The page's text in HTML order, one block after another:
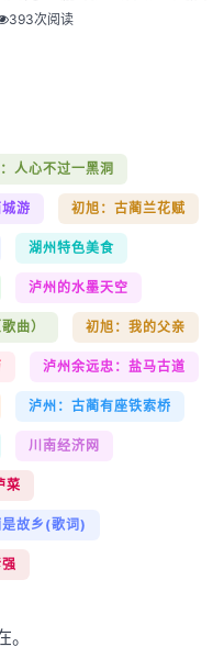
393次阅读
人心不过一黑洞
游 初旭：古蔺兰花赋
湖州特色美食
泸州的水墨天空
曲） 初旭：我的父亲
泸州余远忠：盐马古道
泸州：古蔺有座铁索桥
川南经济网
菜
故乡(歌词)